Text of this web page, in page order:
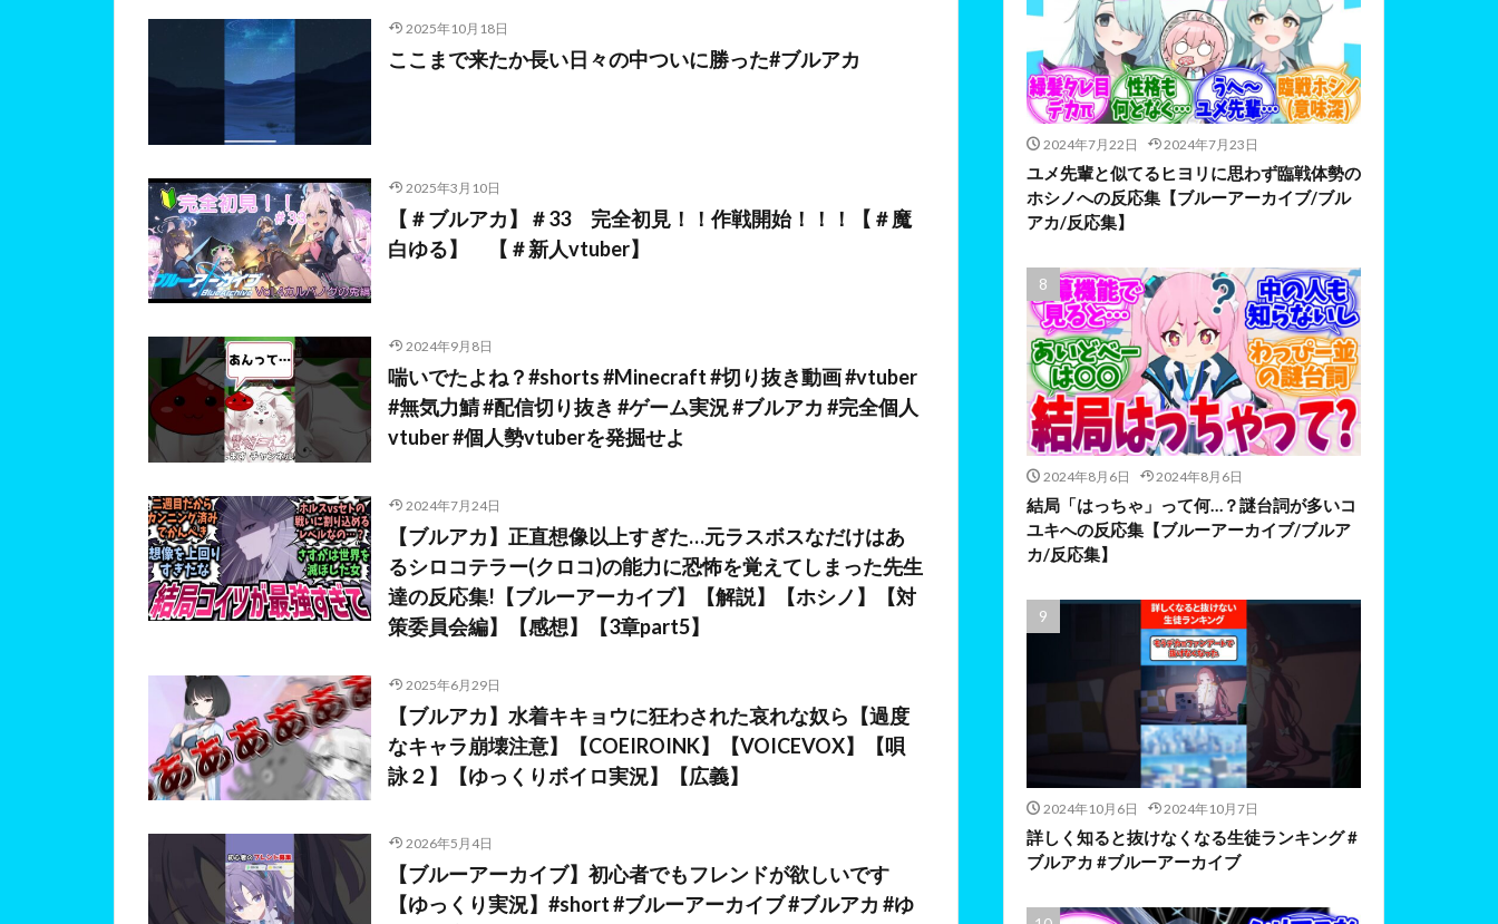
2025年10月18日
ここまで来たか長い日々の中ついに勝った#ブルアカ
2025年3月10日
【＃ブルアカ】＃33 完全初見！！作戦開始！！！【＃魔
白ゆる】 【＃新人vtuber】
2024年9月8日
喘いでたよね？#shorts #Minecraft #切り抜き動画 #vtuber
#無気力鯖 #配信切り抜き #ゲーム実況 #ブルアカ #完全個人
vtuber #個人勢vtuberを発掘せよ
2024年7月24日
【ブルアカ】正直想像以上すぎた…元ラスボスなだけはあ
るシロコテラー(クロコ)の能力に恐怖を覚えてしまった先生
達の反応集!【ブルーアーカイブ】【解説】【ホシノ】【対
策委員会編】【感想】【3章part5】
2025年6月29日
【ブルアカ】水着キキョウに狂わされた哀れな奴ら【過度
なキャラ崩壊注意】【COEIROINK】【VOICEVOX】【唄
詠２】【ゆっくりボイロ実況】【広義】
2026年5月4日
【ブルーアーカイブ】初心者でもフレンドが欲しいです
【ゆっくり実況】#short #ブルーアーカイブ #ブルアカ #ゆ
2024年7月22日 2024年7月23日
ユメ先輩と似てるヒヨリに思わず臨戦体勢の
ホシノへの反応集【ブルーアーカイブ/ブル
アカ/反応集】
2024年8月6日 2024年8月6日
結局「はっちゃ」って何…？謎台詞が多いコ
ユキへの反応集【ブルーアーカイブ/ブルア
カ/反応集】
2024年10月6日 2024年10月7日
詳しく知ると抜けなくなる生徒ランキング #
ブルアカ #ブルーアーカイブ